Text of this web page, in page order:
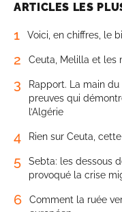
ARTICLES LES
1 Voici, en chiffres, le
2 Ceuta, Melilla et les
3
Rapport. La main
preuves qui
l’Algérie
4 Rien sur Ceuta,
5
Sebta: les dessous
provoqué la crise
6
Comment la ruée